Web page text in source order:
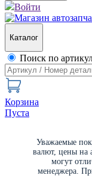
Войти
Каталог
Поиск по
Корзина
Пуста
Уважаемые
валют, цены на
могут
менеджера.